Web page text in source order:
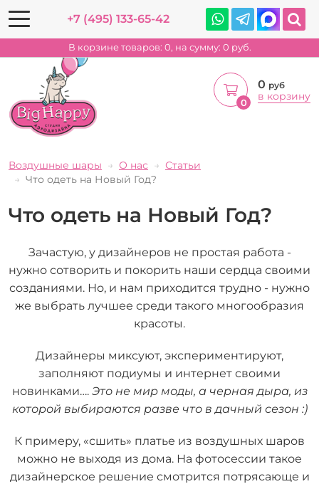
+7 (495) 133-65-42
В корзине товаров: 0, на сумму: 0 руб.
0
0 руб
в корзину
Воздушные шары О нас
Статьи
Что одеть на Новый Год?
Что одеть на Новый Год?
Зачастую, у дизайнеров не простая работа -
нужно сотворить и покорить наши сердца своими
созданиями. Но, и нам приходится трудно - нужно
же выбрать лучшее среди такого многообразия
красоты.
Дизайнеры миксуют, экспериментируют,
заполняют подиумы и интернет своими
новинками…. Это не мир моды, а черная дыра, из
которой выбираются разве что в дачный сезон :)
К примеру, «сшить» платье из воздушных шаров
можно не выходя из дома. На фотосессии такое
дизайнерское решение смотрится потрясающе и